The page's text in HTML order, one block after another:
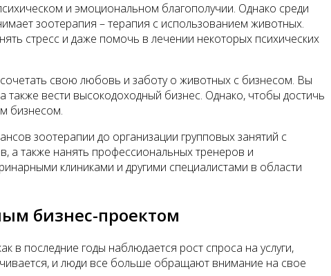
и эмоциональном благополучии. Однако среди
зоотерапия – терапия с использованием животных.
стресс и даже помочь в лечении некоторых психических
свою любовь и заботу о животных с бизнесом. Вы
вести высокодоходный бизнес. Однако, чтобы достичь
бизнесом.
зоотерапии до организации групповых занятий с
а также нанять профессиональных тренеров и
клиниками и другими специалистами в области
бизнес-проектом
в последние годы наблюдается рост спроса на услуги,
и люди все больше обращают внимание на свое